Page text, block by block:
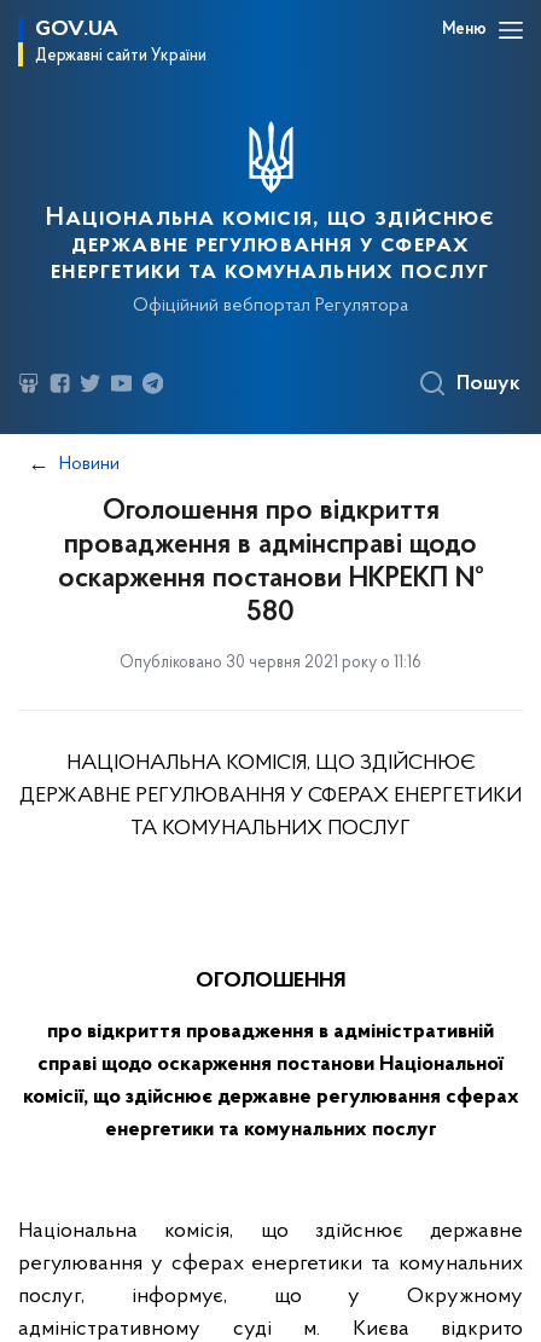
GOV.UA
Державні сайти України
Меню
Національна комісія, що здійснює
державне регулювання у сферах
енергетики та комунальних послуг
Офіційний вебпортал Регулятора
Пошук
Новини
Оголошення про відкриття
провадження в адмінсправі щодо
оскарження постанови НКРЕКП №
580
Опубліковано 30 червня 2021 року о 11:16
НАЦІОНАЛЬНА КОМІСІЯ, ЩО ЗДІЙСНЮЄ
ДЕРЖАВНЕ РЕГУЛЮВАННЯ У СФЕРАХ ЕНЕРГЕТИКИ
ТА КОМУНАЛЬНИХ ПОСЛУГ
ОГОЛОШЕННЯ
про відкриття провадження в адміністративній
справі щодо оскарження постанови Національної
комісії, що здійснює державне регулювання сферах
енергетики та комунальних послуг
Національна комісія, що здійснює державне
регулювання у сферах енергетики та комунальних
послуг, інформує, що у Окружному
адміністративному суді м. Києва відкрито